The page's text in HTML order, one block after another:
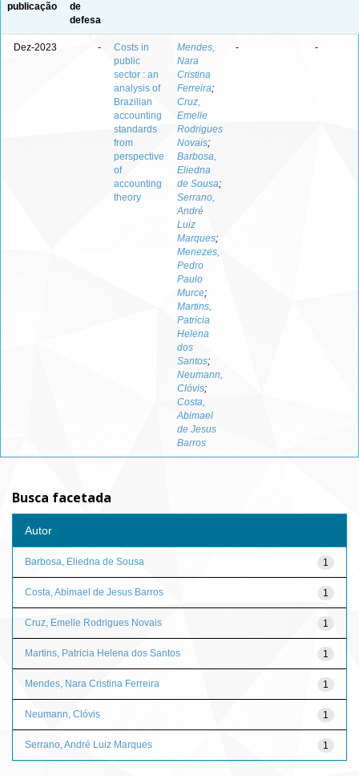
publicação
de
defesa
Dez-2023 -
Costs in
public
sector : an
analysis of
Brazilian
accounting
standards
from
perspective
of
accounting
theory
Mendes,
Nara
Cristina
Ferreira;
Cruz,
Emelle
Rodrigues
Novais;
Barbosa,
Eliedna
de Sousa;
Serrano,
André
Luiz
Marques;
Menezes,
Pedro
Paulo
Murce;
Martins,
Patricia
Helena
dos
Santos;
Neumann,
Clóvis;
Costa,
Abimael
de Jesus
Barros
- -
Busca facetada
Autor
1
Barbosa, Eliedna de Sousa
1
Costa, Abimael de Jesus Barros
1
Cruz, Emelle Rodrigues Novais
1
Martins, Patricia Helena dos Santos
1
Mendes, Nara Cristina Ferreira
1
Neumann, Clóvis
1
Serrano, André Luiz Marques